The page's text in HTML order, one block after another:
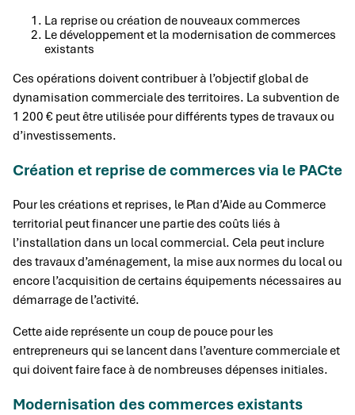
La reprise ou création de nouveaux commerces
Le développement et la modernisation de commerces
existants
Ces opérations doivent contribuer à l’objectif global de
dynamisation commerciale des territoires. La subvention de
1 200 € peut être utilisée pour différents types de travaux ou
d’investissements.
Création et reprise de commerces via le PACte
Pour les créations et reprises, le Plan d’Aide au Commerce
territorial peut financer une partie des coûts liés à
l’installation dans un local commercial. Cela peut inclure
des travaux d’aménagement, la mise aux normes du local ou
encore l’acquisition de certains équipements nécessaires au
démarrage de l’activité.
Cette aide représente un coup de pouce pour les
entrepreneurs qui se lancent dans l’aventure commerciale et
qui doivent faire face à de nombreuses dépenses initiales.
Modernisation des commerces existants